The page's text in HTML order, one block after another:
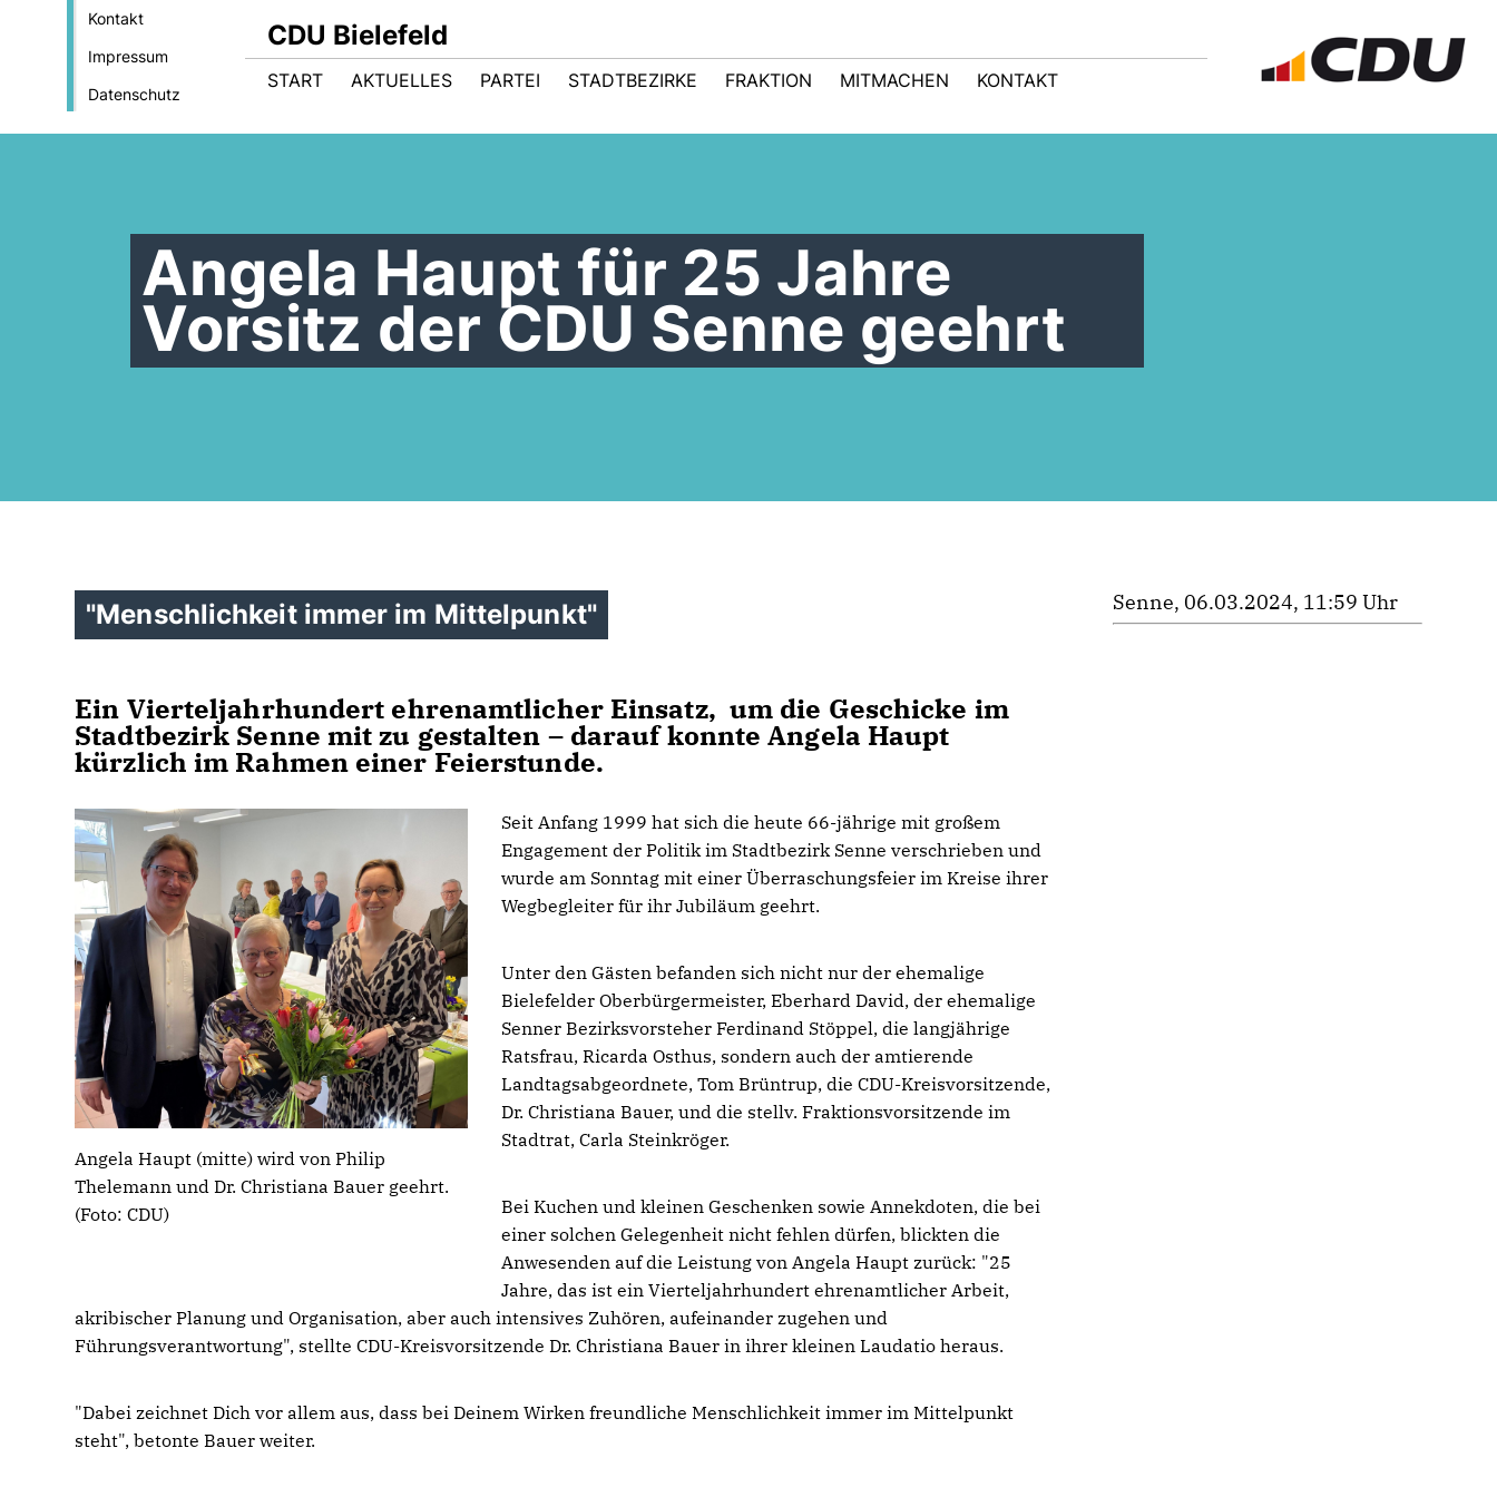
Kontakt
Impressum
Datenschutz
CDU Bielefeld
START AKTUELLES PARTEI STADTBEZIRKE FRAKTION MITMACHEN KONTAKT
Angela Haupt für 25 Jahre
Vorsitz der CDU Senne geehrt
"Menschlichkeit immer im Mittelpunkt"
Ein Vierteljahrhundert ehrenamtlicher Einsatz, um die Geschicke im
Stadtbezirk Senne mit zu gestalten – darauf konnte Angela Haupt
kürzlich im Rahmen einer Feierstunde.
Angela Haupt (mitte) wird von Philip
Thelemann und Dr. Christiana Bauer geehrt.
(Foto: CDU)
Seit Anfang 1999 hat sich die heute 66-jährige mit großem
Engagement der Politik im Stadtbezirk Senne verschrieben und
wurde am Sonntag mit einer Überraschungsfeier im Kreise ihrer
Wegbegleiter für ihr Jubiläum geehrt.
Unter den Gästen befanden sich nicht nur der ehemalige
Bielefelder Oberbürgermeister, Eberhard David, der ehemalige
Senner Bezirksvorsteher Ferdinand Stöppel, die langjährige
Ratsfrau, Ricarda Osthus, sondern auch der amtierende
Landtagsabgeordnete, Tom Brüntrup, die CDU-Kreisvorsitzende,
Dr. Christiana Bauer, und die stellv. Fraktionsvorsitzende im
Stadtrat, Carla Steinkröger.
Bei Kuchen und kleinen Geschenken sowie Annekdoten, die bei
einer solchen Gelegenheit nicht fehlen dürfen, blickten die
Anwesenden auf die Leistung von Angela Haupt zurück: "25
Jahre, das ist ein Vierteljahrhundert ehrenamtlicher Arbeit,
akribischer Planung und Organisation, aber auch intensives Zuhören, aufeinander zugehen und
Führungsverantwortung", stellte CDU-Kreisvorsitzende Dr. Christiana Bauer in ihrer kleinen Laudatio heraus.
"Dabei zeichnet Dich vor allem aus, dass bei Deinem Wirken freundliche Menschlichkeit immer im Mittelpunkt
steht", betonte Bauer weiter.
Senne, 06.03.2024, 11:59 Uhr